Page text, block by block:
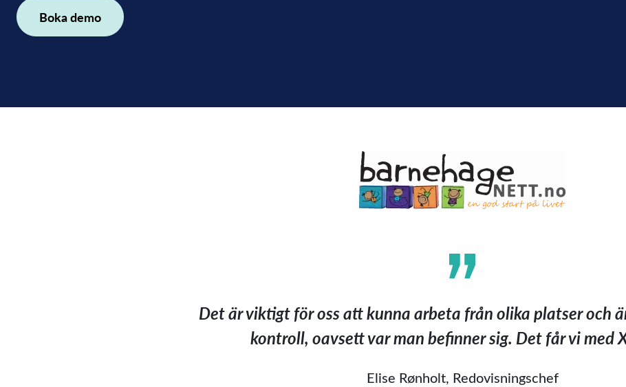
Boka demo
Det är viktigt för oss att kunna arbeta från olika platser och
kontroll, oavsett var man befinner sig. Det får vi med
Elise Rønholt, Redovisningschef